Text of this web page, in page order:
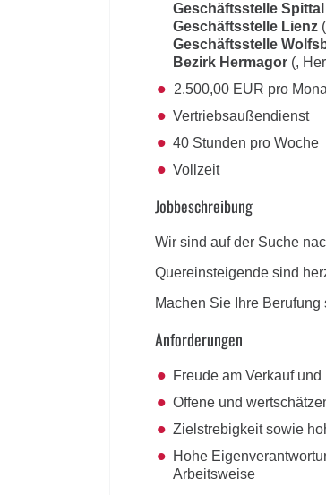
Geschäftsstelle Spittal
Geschäftsstelle Lienz
Geschäftsstelle
Bezirk Hermagor (,
2.500,00 EUR pro
Vertriebsaußendienst
40 Stunden pro Woche
Vollzeit
Jobbeschreibung
Wir sind auf der Suche
Quereinsteigende sind
Machen Sie Ihre
Anforderungen
Freude am Verkauf
Offene und
Zielstrebigkeit sowie
Hohe
Arbeitsweise